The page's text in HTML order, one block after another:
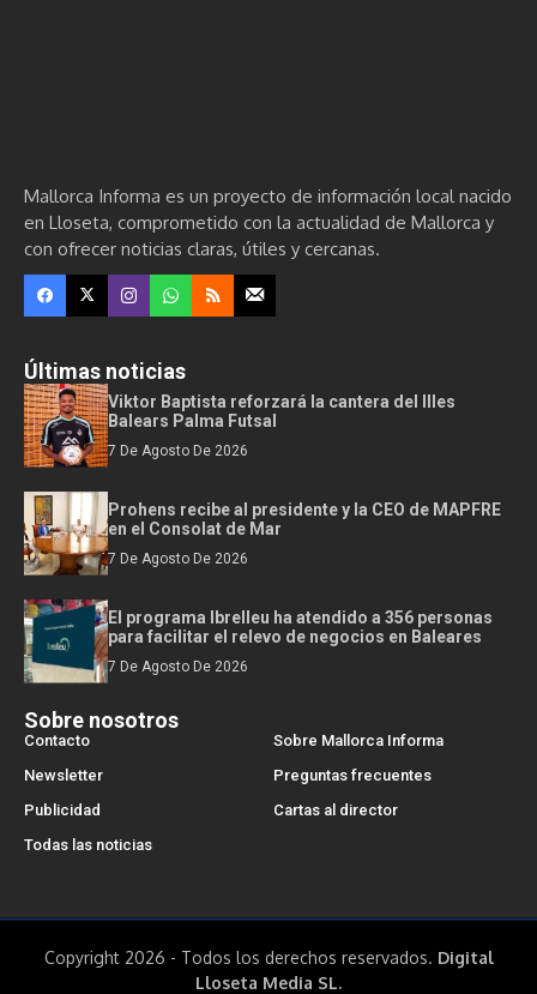
Mallorca Informa es un proyecto de información local nacido
en Lloseta, comprometido con la actualidad de Mallorca y
con ofrecer noticias claras, útiles y cercanas.
Últimas noticias
Viktor Baptista reforzará la cantera del Illes
Balears Palma Futsal
7 De Agosto De 2026
Prohens recibe al presidente y la CEO de MAPFRE
en el Consolat de Mar
7 De Agosto De 2026
El programa Ibrelleu ha atendido a 356 personas
para facilitar el relevo de negocios en Baleares
7 De Agosto De 2026
Sobre nosotros
Contacto
Sobre Mallorca Informa
Newsletter
Preguntas frecuentes
Publicidad
Cartas al director
Todas las noticias
Copyright 2026 - Todos los derechos reservados. Digital
Lloseta Media SL.